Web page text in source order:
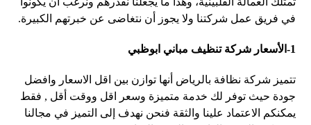
في فريق عمل شركتنا ولا يجوز أن نتغاضى عن خبرتهم الكبيرة.
1-الأسعار شركة تنظيف مباني ابوظبي
تتميز شركة نظافة بالرياض أنها توازن بين اقل الاسعار وافضل
جودة حيث توفر لك خدمة متميزة وسعر اقل ووقت أقل , فقط
يمكنكم الاعتماد علينا والثقة فنحن نهدف إلى التميز في مجالنا